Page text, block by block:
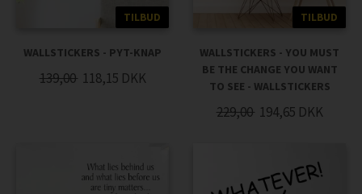
TILBUD
WALLSTICKERS - PYT-KNAP
139,00 118,15 DKK
TILBUD
WALLSTICKERS - YOU MUST
BE THE CHANGE YOU WANT
TO SEE - WALLSTICKERS
229,00 194,65 DKK